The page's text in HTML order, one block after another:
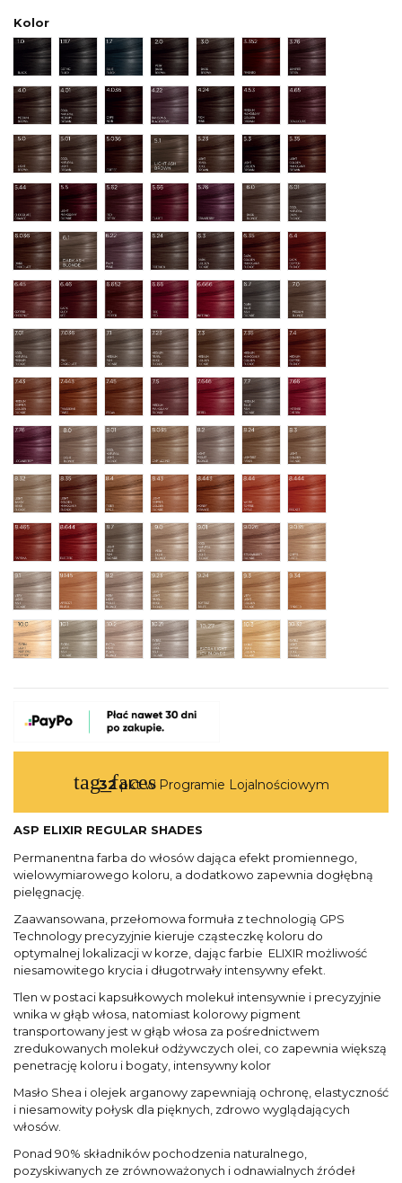
Kolor
1.0 Black1.117 Gothic Black
1.7 Blue-Black2.0 Very Dark Brown
3.0 Dark Brown
3.352 Pimento3.76 Juniper
4.0 Medium Brown
4.01 Cool Natural Medium Brown
4.036 Cafe Noir4.22 Damson and Blackberry
4.24 Rich Mink4.53 Medium4.65 Beaujolais
5.0 Light Brown5.01 Cool Natural Light Brown
5.036 Coffee5.1 LIGHT ASH BROWN
5.23 Light Pearl Beige Brown
5.3 Light Golden Brown
5.35 Light
5.44 Chocolate Orange
5.5 Light Mahogany Brown
5.62 Red Berry
5.66 Claret5.76 Cranberry6.0 Dark Blonde.
6.01 Cool
6.036 Dark Chocolate.
6.1 DARK ASH BLONDE
6.22 Plum Wine
6.24 Roebuck6.3 Dark Golden Blonde
6.35 Dark Golden
6.4 Dark
6.45 Copper Chestnut
6.46 Dark Ruby Red
6.652 Red Pepper
6.66 Fire Red6.666 Inferno Rockstar Red
6.7 Dark Blue Ash
7.0 Medium
7.01 Cool Natural Medium Blonde
7.036 Milk Chocolate.
7.1 Medium Ash Blonde
7.23 Medium Pearl Beige Blonde
7.3 Medium Golden Blonde
7.35 Medium7.4 Medium
7.43 Medium Copper Golden Blonde
7.443 Tangerine Twist
7.45 Pecan7.5 Medium Mahogany Blonde
7.646 Rebel Rockstar Red
7.7 Medium Blue Ash
7.66 Intense
7.76 Loganberry8.0 Light Blonde
8.01 Cool Natural Light Blonde
8.035 Cappuccino
8.2 Light Violet Blonde
8.24 Lightest Fawn
8.3 Light
8.32 Light Sandy Beige Blonde
8.35 Light Golden Mahogany Blonde
8.4 Tiger Spice8.43 Light Copper Golden Blonde
8.443 Honey Orange
8.44 Warm Toffee Apple
8.444 Rocket
8.465 Paprika8.644 Electric8.7 Light Blue Ash Blonde
9.0 Very Light Blonde
9.01 Cool Natural Very Light
9.026 Strawberry
9.035 Caffe
9.1 Very Light Ash Blonde
9.145 Apricot Blush
9.2 Very Light Violet Blonde.
9.23 Very Light Pearl Beige Blonde
9.24 Softest Taupe
9.3 Very Light Golden
9.34 Spirited
10.0 Extra Light Natural Blonde
10.1 Extra Light Ash Blonde
10.2 Extra Light Pearl Blonde
10.21 Extra Light Cool Ash Blonde
10.27 EXTRA LIGHT ICY BLONDE
10.3 Extra Light Golden
10.32 Extra
tag_faces
32pkt w Programie Lojalnościowym
ASP ELIXIR REGULAR SHADES
Permanentna farba do włosów dająca efekt promiennego,
wielowymiarowego koloru, a dodatkowo zapewnia dogłębną
pielęgnację.
Zaawansowana, przełomowa formuła z technologią GPS
Technology precyzyjnie kieruje cząsteczkę koloru do
optymalnej lokalizacji w korze, dając farbie ELIXIR możliwość
niesamowitego krycia i długotrwały intensywny efekt.
Tlen w postaci kapsułkowych molekuł intensywnie i precyzyjnie
wnika w głąb włosa, natomiast kolorowy pigment
transportowany jest w głąb włosa za pośrednictwem
zredukowanych molekuł odżywczych olei, co zapewnia większą
penetrację koloru i bogaty, intensywny kolor
Masło Shea i olejek arganowy zapewniają ochronę, elastyczność
i niesamowity połysk dla pięknych, zdrowo wyglądających
włosów.
Ponad 90% składników pochodzenia naturalnego,
pozyskiwanych ze zrównoważonych i odnawialnych źródeł